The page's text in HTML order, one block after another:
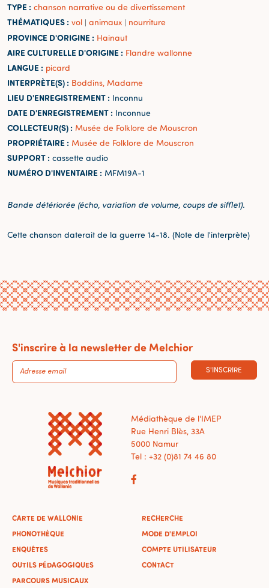
TYPE : chanson narrative ou de divertissement
THÉMATIQUES : vol | animaux | nourriture
PROVINCE D'ORIGINE : Hainaut
AIRE CULTURELLE D'ORIGINE : Flandre wallonne
LANGUE : picard
INTERPRÈTE(S) : Boddins, Madame
LIEU D'ENREGISTREMENT : Inconnu
DATE D'ENREGISTREMENT : Inconnue
COLLECTEUR(S) : Musée de Folklore de Mouscron
PROPRIÉTAIRE : Musée de Folklore de Mouscron
SUPPORT : cassette audio
NUMÉRO D'INVENTAIRE : MFM19A-1
Bande détériorée (écho, variation de volume, coups de sifflet).
Cette chanson daterait de la guerre 14-18. (Note de l'interprète)
S'inscrire à la newsletter de Melchior
S'INSCRIRE
Médiathèque de l'IMEP
Rue Henri Blès, 33A
5000 Namur
Tel : +32 (0)81 74 46 80
CARTE DE WALLONIE
PHONOTHÈQUE
ENQUÊTES
OUTILS PÉDAGOGIQUES
PARCOURS MUSICAUX
RECHERCHE
MODE D'EMPLOI
COMPTE UTILISATEUR
CONTACT